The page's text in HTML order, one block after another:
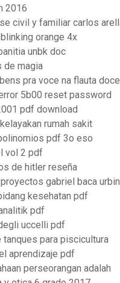
2016
civil y familiar carlos
orange 4x
unbk doc
de magia
pra voce na flauta doce
5b00 reset password
pdf download
rumah sakit
pdf 3o eso
vol 2 pdf
de hitler reseña
gabriel baca
kesehatan pdf
pdf
uccelli pdf
tanques para piscicultura
aprendizaje pdf
perseorangan adalah